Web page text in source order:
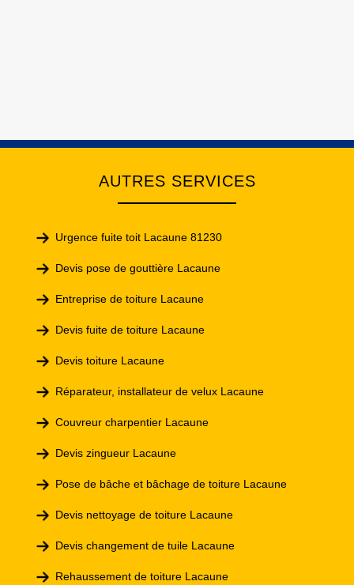
AUTRES SERVICES
Urgence fuite toit Lacaune 81230
Devis pose de gouttière Lacaune
Entreprise de toiture Lacaune
Devis fuite de toiture Lacaune
Devis toiture Lacaune
Réparateur, installateur de velux Lacaune
Couvreur charpentier Lacaune
Devis zingueur Lacaune
Pose de bâche et bâchage de toiture Lacaune
Devis nettoyage de toiture Lacaune
Devis changement de tuile Lacaune
Rehaussement de toiture Lacaune